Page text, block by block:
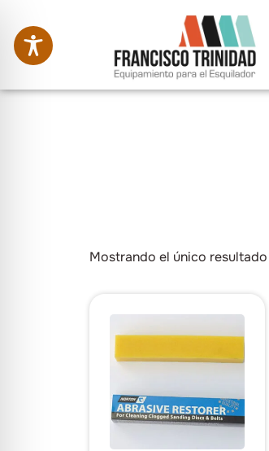
Mostrando el único resultado